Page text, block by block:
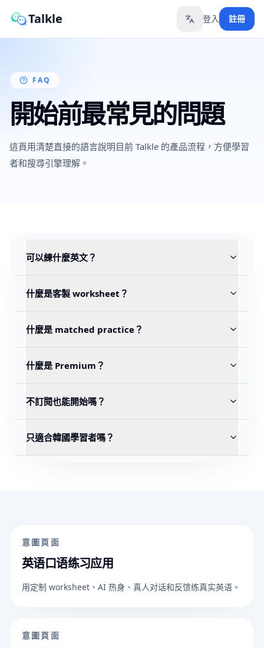
Talkle Toggle language
登入 註冊
FAQ
開始前最常見的問題
這頁用清楚直接的語言說明目前 Talkle 的產品流程，方便學習
者和搜尋引擎理解。
可以練什麼英文？
什麼是客製 worksheet？
什麼是 matched practice？
什麼是 Premium？
不訂閱也能開始嗎？
只適合韓國學習者嗎？
意圖頁面
英语口语练习应用
用定制 worksheet、AI 热身、真人对话和反馈练真实英语。
意圖頁面